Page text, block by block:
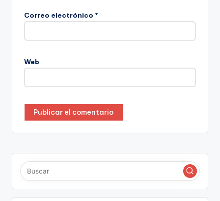
Correo electrónico *
Web